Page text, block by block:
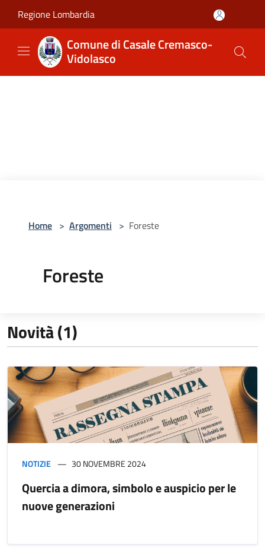
Regione Lombardia
Comune di Casale Cremasco-
Vidolasco
Home > Argomenti > Foreste
Foreste
Novità (1)
NOTIZIE 30 NOVEMBRE 2024
Quercia a dimora, simbolo e auspicio per le
nuove generazioni